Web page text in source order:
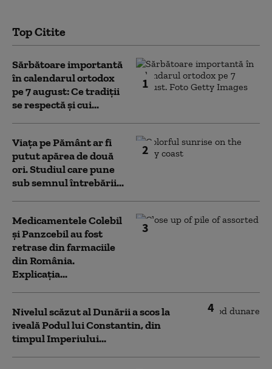
Top Citite
1
Sărbătoare importantă
în calendarul ortodox
pe 7 august: Ce tradiții
se respectă și cui...
2
Viața pe Pământ ar fi
putut apărea de două
ori. Studiul care pune
sub semnul întrebării...
3
Medicamentele Colebil
și Panzcebil au fost
retrase din farmaciile
din România.
Explicația...
4
Nivelul scăzut al Dunării a scos la
iveală Podul lui Constantin, din
timpul Imperiului...